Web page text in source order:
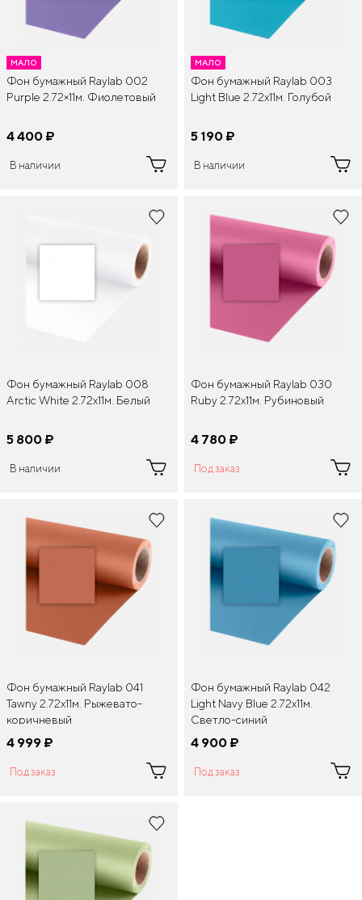
МАЛО
Фон бумажный Raylab 002
Purple 2.72×11м. Фиолетовый
4 400 ¤
В наличии
МАЛО
Фон бумажный Raylab 003
Light Blue 2.72x11м. Голубой
5 190 ¤
В наличии
Фон бумажный Raylab 008
Arctic White 2.72x11м. Белый
5 800 ¤
В наличии
Фон бумажный Raylab 030
Ruby 2.72x11м. Рубиновый
4 780 ¤
Под заказ
Фон бумажный Raylab 041
Tawny 2.72x11м. Рыжевато-
коричневый
4 999 ¤
Под заказ
Фон бумажный Raylab 042
Light Navy Blue 2.72x11м.
Светло-синий
4 900 ¤
Под заказ